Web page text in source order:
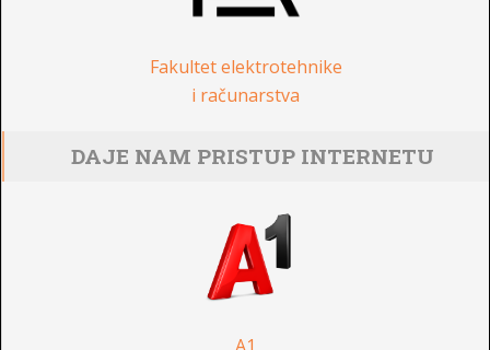
Fakultet elektrotehnike
i računarstva
DAJE NAM PRISTUP INTERNETU
A1